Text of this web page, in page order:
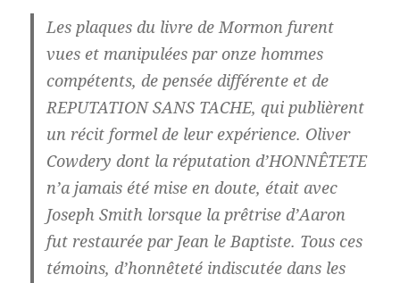
Les plaques du livre de Mormon furent
vues et manipulées par onze hommes
compétents, de pensée différente et de
REPUTATION SANS TACHE, qui publièrent
un récit formel de leur expérience. Oliver
Cowdery dont la réputation d’HONNÊTETE
n’a jamais été mise en doute, était avec
Joseph Smith lorsque la prêtrise d’Aaron
fut restaurée par Jean le Baptiste. Tous ces
témoins, d’honnêteté indiscutée dans les